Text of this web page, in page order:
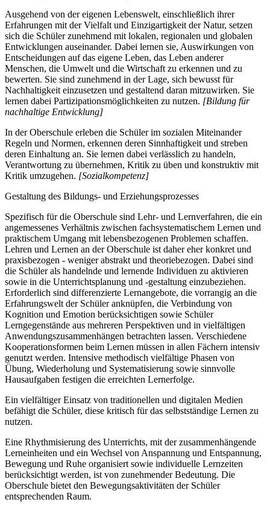
Ausgehend von der eigenen Lebenswelt, einschließlich ihrer
Erfahrungen mit der Vielfalt und Einzigartigkeit der Natur, setzen
sich die Schüler zunehmend mit lokalen, regionalen und globalen
Entwicklungen auseinander. Dabei lernen sie, Auswirkungen von
Entscheidungen auf das eigene Leben, das Leben anderer
Menschen, die Umwelt und die Wirtschaft zu erkennen und zu
bewerten. Sie sind zunehmend in der Lage, sich bewusst für
Nachhaltigkeit einzusetzen und gestaltend daran mitzuwirken. Sie
lernen dabei Partizipationsmöglichkeiten zu nutzen. [Bildung für
nachhaltige Entwicklung]
In der Oberschule erleben die Schüler im sozialen Miteinander
Regeln und Normen, erkennen deren Sinnhaftigkeit und streben
deren Einhaltung an. Sie lernen dabei verlässlich zu handeln,
Verantwortung zu übernehmen, Kritik zu üben und konstruktiv mit
Kritik umzugehen. [Sozialkompetenz]
Gestaltung des Bildungs- und Erziehungsprozesses
Spezifisch für die Oberschule sind Lehr- und Lernverfahren, die ein
angemessenes Verhältnis zwischen fachsystematischem Lernen und
praktischem Umgang mit lebensbezogenen Problemen schaffen.
Lehren und Lernen an der Oberschule ist daher eher konkret und
praxisbezogen - weniger abstrakt und theoriebezogen. Dabei sind
die Schüler als handelnde und lernende Individuen zu aktivieren
sowie in die Unterrichtsplanung und -gestaltung einzubeziehen.
Erforderlich sind differenzierte Lernangebote, die vorrangig an die
Erfahrungswelt der Schüler anknüpfen, die Verbindung von
Kognition und Emotion berücksichtigen sowie Schüler
Lerngegenstände aus mehreren Perspektiven und in vielfältigen
Anwendungszusammenhängen betrachten lassen. Verschiedene
Kooperationsformen beim Lernen müssen in allen Fächern intensiv
genutzt werden. Intensive methodisch vielfältige Phasen von
Übung, Wiederholung und Systematisierung sowie sinnvolle
Hausaufgaben festigen die erreichten Lernerfolge.
Ein vielfältiger Einsatz von traditionellen und digitalen Medien
befähigt die Schüler, diese kritisch für das selbstständige Lernen zu
nutzen.
Eine Rhythmisierung des Unterrichts, mit der zusammenhängende
Lerneinheiten und ein Wechsel von Anspannung und Entspannung,
Bewegung und Ruhe organisiert sowie individuelle Lernzeiten
berücksichtigt werden, ist von zunehmender Bedeutung. Die
Oberschule bietet den Bewegungsaktivitäten der Schüler
entsprechenden Raum.